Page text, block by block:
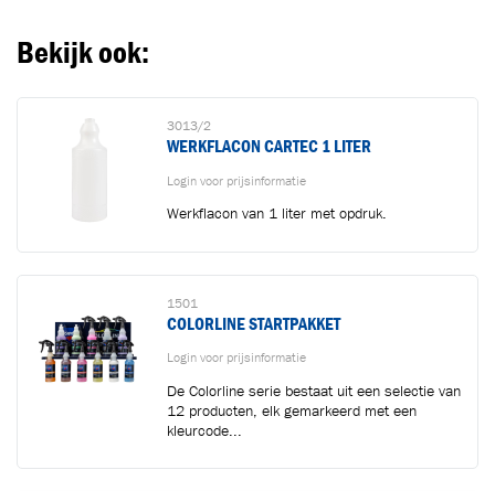
Bekijk ook:
3013/2
WERKFLACON CARTEC 1 LITER
Login voor prijsinformatie
Werkflacon van 1 liter met opdruk.
1501
COLORLINE STARTPAKKET
Login voor prijsinformatie
De Colorline serie bestaat uit een selectie van
12 producten, elk gemarkeerd met een
kleurcode...